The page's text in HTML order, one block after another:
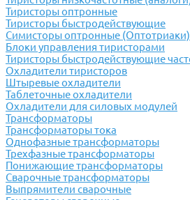
Тиристоры оптронные
Тиристоры быстродействующие
Симисторы оптронные (Оптотриаки)
Блоки управления тиристорами
Тиристоры быстродействующие
Охладители тиристоров
Штыревые охладители
Таблеточные охладители
Охладители для силовых модулей
Трансформаторы
Трансформаторы тока
Однофазные трансформаторы
Трехфазные трансформаторы
Понижающие трансформаторы
Сварочные трансформаторы
Выпрямители сварочные